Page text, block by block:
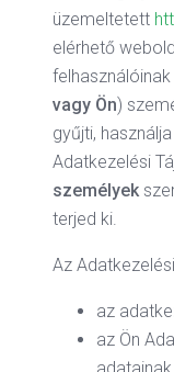
üzemeltetett
elérhető
vagy Ön)
gyűjti,
Adatkezelési
személyek
terjed ki.
Az
az
az Ön